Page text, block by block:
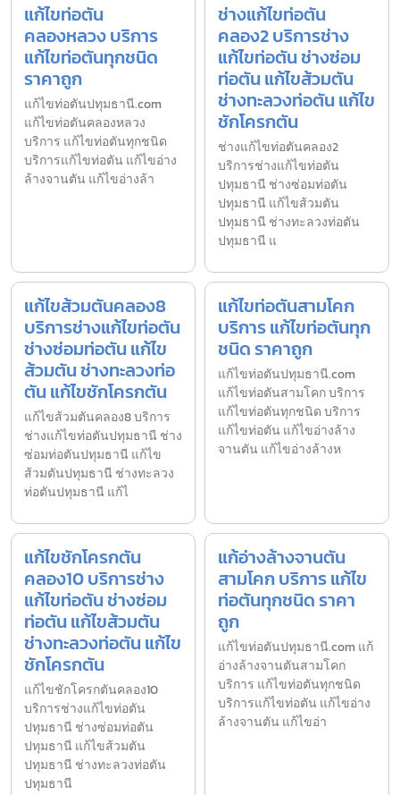
แก้ไขท่อตัน
คลองหลวง บริการ
แก้ไขท่อตันทุกชนิด
ราคาถูก
แก้ไขท่อตันปทุมธานี.com
แก้ไขท่อตันคลองหลวง
บริการ แก้ไขท่อตันทุกชนิด
บริการแก้ไขท่อตัน แก้ไขอ่าง
ล้างจานตัน แก้ไขอ่างล้า
ช่างแก้ไขท่อตัน
คลอง2 บริการช่าง
แก้ไขท่อตัน ช่างซ่อม
ท่อตัน แก้ไขส้วมตัน
ช่างทะลวงท่อตัน แก้ไข
ชักโครกตัน
ช่างแก้ไขท่อตันคลอง2
บริการช่างแก้ไขท่อตัน
ปทุมธานี ช่างซ่อมท่อตัน
ปทุมธานี แก้ไขส้วมตัน
ปทุมธานี ช่างทะลวงท่อตัน
ปทุมธานี แ
แก้ไขส้วมตันคลอง8
บริการช่างแก้ไขท่อตัน
ช่างซ่อมท่อตัน แก้ไข
ส้วมตัน ช่างทะลวงท่อ
ตัน แก้ไขชักโครกตัน
แก้ไขส้วมตันคลอง8 บริการ
ช่างแก้ไขท่อตันปทุมธานี ช่าง
ซ่อมท่อตันปทุมธานี แก้ไข
ส้วมตันปทุมธานี ช่างทะลวง
ท่อตันปทุมธานี แก้ไ
แก้ไขท่อตันสามโคก
บริการ แก้ไขท่อตันทุก
ชนิด ราคาถูก
แก้ไขท่อตันปทุมธานี.com
แก้ไขท่อตันสามโคก บริการ
แก้ไขท่อตันทุกชนิด บริการ
แก้ไขท่อตัน แก้ไขอ่างล้าง
จานตัน แก้ไขอ่างล้างห
แก้ไขชักโครกตัน
คลอง10 บริการช่าง
แก้ไขท่อตัน ช่างซ่อม
ท่อตัน แก้ไขส้วมตัน
ช่างทะลวงท่อตัน แก้ไข
ชักโครกตัน
แก้ไขชักโครกตันคลอง10
บริการช่างแก้ไขท่อตัน
ปทุมธานี ช่างซ่อมท่อตัน
ปทุมธานี แก้ไขส้วมตัน
ปทุมธานี ช่างทะลวงท่อตัน
ปทุมธานี
แก้อ่างล้างจานตัน
สามโคก บริการ แก้ไข
ท่อตันทุกชนิด ราคา
ถูก
แก้ไขท่อตันปทุมธานี.com แก้
อ่างล้างจานตันสามโคก
บริการ แก้ไขท่อตันทุกชนิด
บริการแก้ไขท่อตัน แก้ไขอ่าง
ล้างจานตัน แก้ไขอ่า